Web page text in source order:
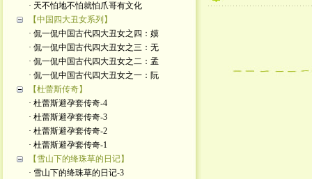
· 天不怕地不怕就怕爪哥有文化
【中国四大丑女系列】
· 侃一侃中国古代四大丑女之四：嫫
· 侃一侃中国古代四大丑女之三：无
· 侃一侃中国古代四大丑女之二：孟
· 侃一侃中国古代四大丑女之一：阮
【杜蕾斯传奇】
· 杜蕾斯避孕套传奇-4
· 杜蕾斯避孕套传奇-3
· 杜蕾斯避孕套传奇-2
· 杜蕾斯避孕套传奇-1
【雪山下的绛珠草的日记】
· 雪山下的绛珠草的日记-3